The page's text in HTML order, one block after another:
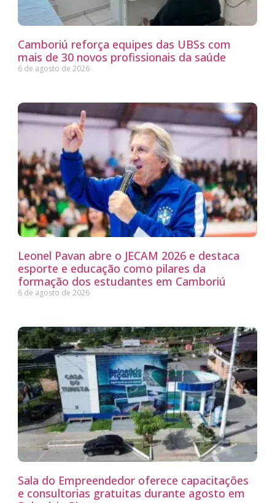
Camboriú reforça equipes das UBSs com
mais de 30 novos profissionais da saúde
6 de agosto de 2026
Leonel Pavan abre o JECAM 2026 e destaca
esporte e educação como pilares da
formação dos estudantes em Camboriú
6 de agosto de 2026
Sala do Empreendedor oferece capacitações
e consultorias gratuitas durante agosto em